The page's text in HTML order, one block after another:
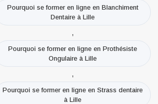
Pourquoi se former en ligne en Blanchiment
Dentaire à Lille
,
Pourquoi se former en ligne en Prothésiste
Ongulaire à Lille
,
Pourquoi se former en ligne en Strass dentaire
à Lille